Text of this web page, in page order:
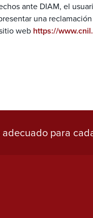
ante DIAM, el
una
web https://
adecuado para